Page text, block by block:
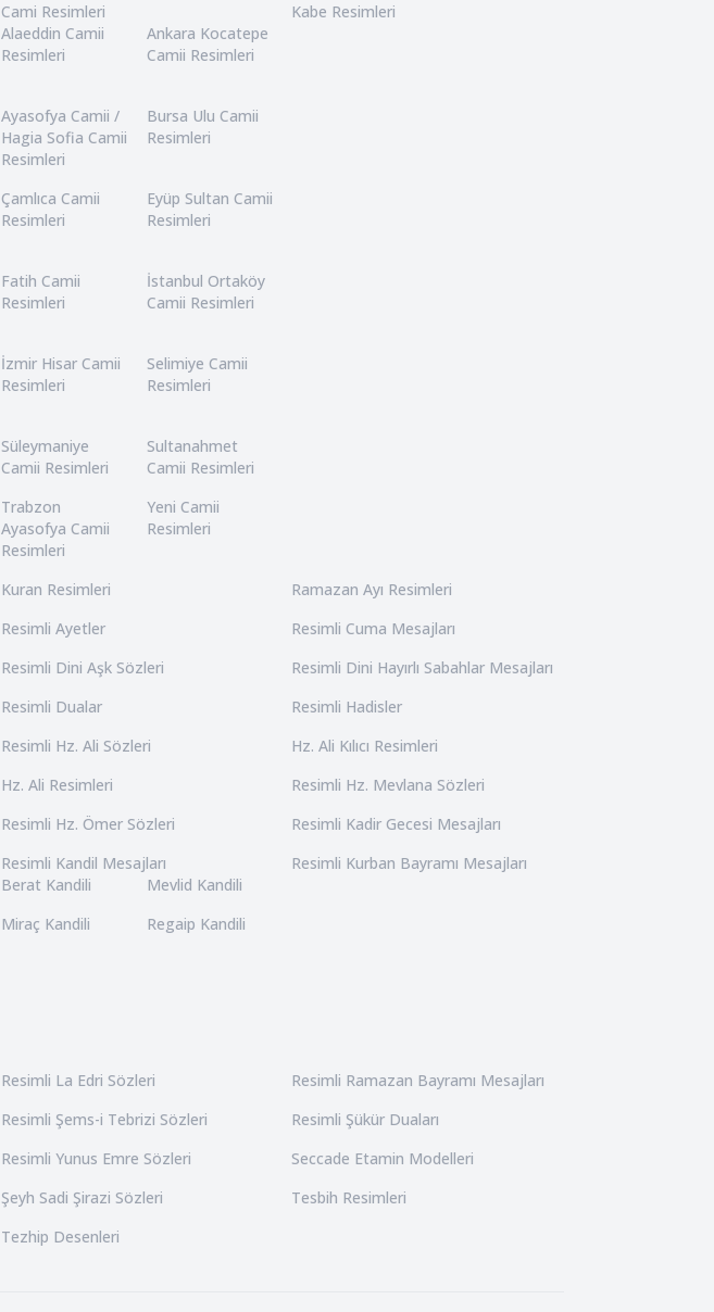
Cami Resimleri
Alaeddin Camii
Resimleri
Ankara Kocatepe
Camii Resimleri
Ayasofya Camii /
Hagia Sofia Camii
Resimleri
Bursa Ulu Camii
Resimleri
Çamlıca Camii
Resimleri
Eyüp Sultan Camii
Resimleri
Fatih Camii
Resimleri
İstanbul Ortaköy
Camii Resimleri
İzmir Hisar Camii
Resimleri
Selimiye Camii
Resimleri
Süleymaniye
Camii Resimleri
Sultanahmet
Camii Resimleri
Trabzon
Ayasofya Camii
Resimleri
Yeni Camii
Resimleri
Kabe Resimleri
Kuran Resimleri
Ramazan Ayı Resimleri
Resimli Ayetler
Resimli Cuma Mesajları
Resimli Dini Aşk Sözleri
Resimli Dini Hayırlı Sabahlar Mesajları
Resimli Dualar
Resimli Hadisler
Resimli Hz. Ali Sözleri
Hz. Ali Kılıcı Resimleri
Hz. Ali Resimleri
Resimli Hz. Mevlana Sözleri
Resimli Hz. Ömer Sözleri
Resimli Kadir Gecesi Mesajları
Resimli Kandil Mesajları
Berat Kandili
Mevlid Kandili
Miraç Kandili
Regaip Kandili
Resimli Kurban Bayramı Mesajları
Resimli La Edri Sözleri
Resimli Ramazan Bayramı Mesajları
Resimli Şems-i Tebrizi Sözleri
Resimli Şükür Duaları
Resimli Yunus Emre Sözleri
Seccade Etamin Modelleri
Şeyh Sadi Şirazi Sözleri
Tesbih Resimleri
Tezhip Desenleri